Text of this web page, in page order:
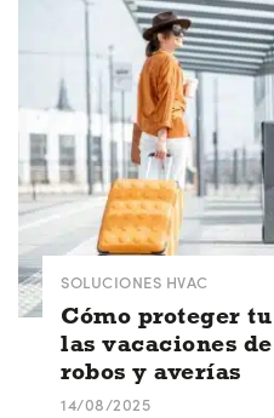
SOLUCIONES HVAC
Cómo proteger
las vacaciones
robos y averías
14/08/2025